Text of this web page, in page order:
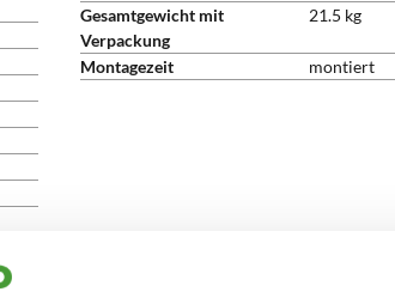
Gesamtgewicht mit
Verpackung
21.5 kg
Montagezeit montiert